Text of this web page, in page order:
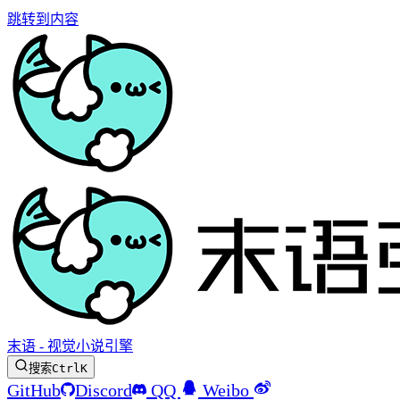
跳转到内容
末语 - 视觉小说引擎
搜索CtrlK
GitHub Discord QQ Weibo